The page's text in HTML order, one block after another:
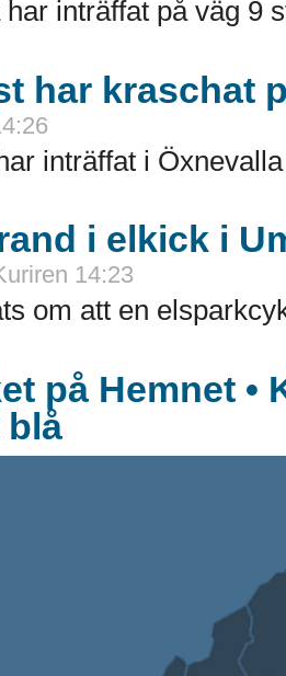
inträffat på väg 9
har kraschat
inträffat i
i elkick i
14:23
om att en
på Hemnet •
blå